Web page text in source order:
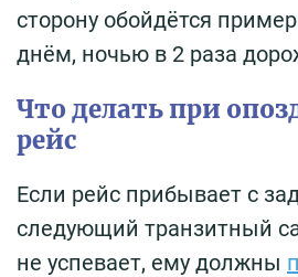
сторону обойдётся
днём, ночью в 2 раза
Что делать при
рейс
Если рейс прибывает с
следующий транзитный
не успевает, ему должны